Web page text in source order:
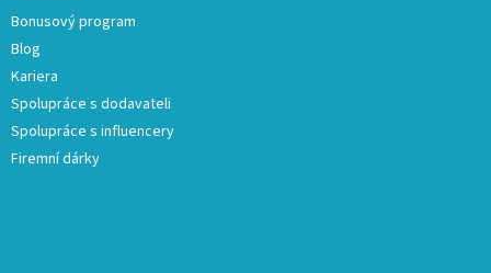
Bonusový program
Blog
Kariera
Spolupráce s dodavateli
Spolupráce s influencery
Firemní dárky